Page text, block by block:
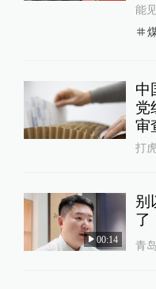
能
中
党
审
打
00:14
别
了